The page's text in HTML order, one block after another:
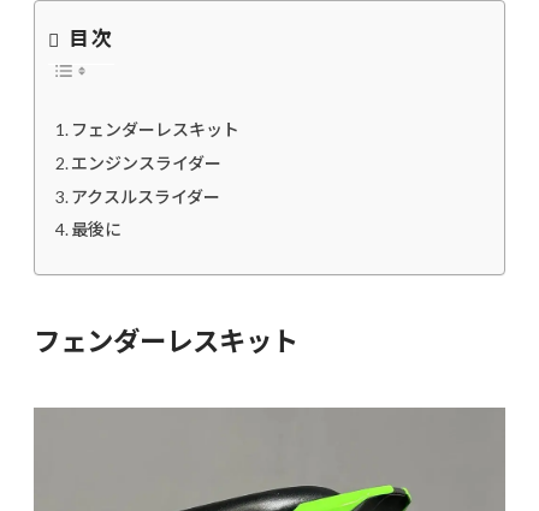
目次
フェンダーレスキット
エンジンスライダー
アクスルスライダー
最後に
フェンダーレスキット